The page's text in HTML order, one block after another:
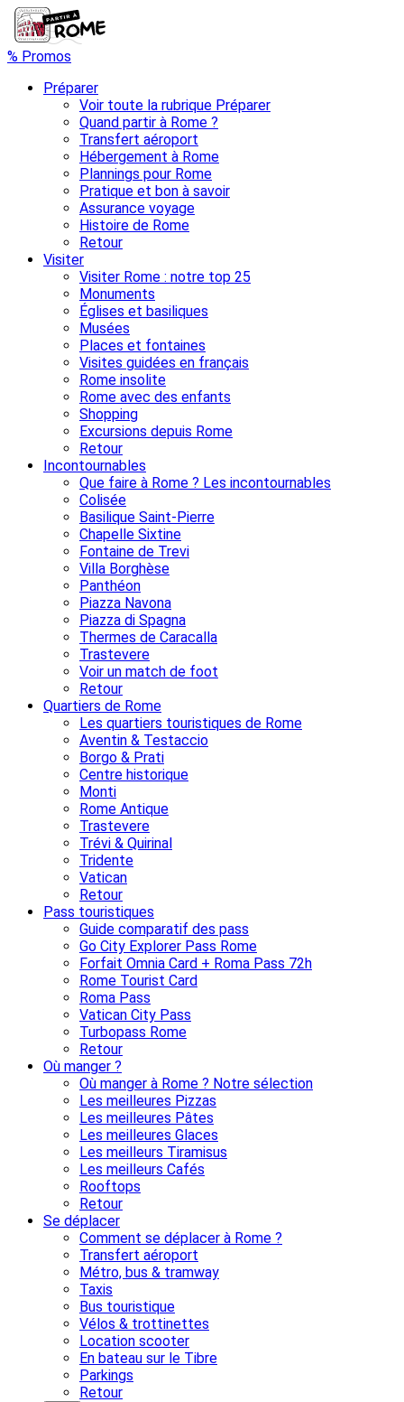
% Promos
Préparer
Voir toute la rubrique Préparer
Quand partir à Rome ?
Transfert aéroport
Hébergement à Rome
Plannings pour Rome
Pratique et bon à savoir
Assurance voyage
Histoire de Rome
Retour
Visiter
Visiter Rome : notre top 25
Monuments
Églises et basiliques
Musées
Places et fontaines
Visites guidées en français
Rome insolite
Rome avec des enfants
Shopping
Excursions depuis Rome
Retour
Incontournables
Que faire à Rome ? Les incontournables
Colisée
Basilique Saint-Pierre
Chapelle Sixtine
Fontaine de Trevi
Villa Borghèse
Panthéon
Piazza Navona
Piazza di Spagna
Thermes de Caracalla
Trastevere
Voir un match de foot
Retour
Quartiers de Rome
Les quartiers touristiques de Rome
Aventin & Testaccio
Borgo & Prati
Centre historique
Monti
Rome Antique
Trastevere
Trévi & Quirinal
Tridente
Vatican
Retour
Pass touristiques
Guide comparatif des pass
Go City Explorer Pass Rome
Forfait Omnia Card + Roma Pass 72h
Rome Tourist Card
Roma Pass
Vatican City Pass
Turbopass Rome
Retour
Où manger ?
Où manger à Rome ? Notre sélection
Les meilleures Pizzas
Les meilleures Pâtes
Les meilleures Glaces
Les meilleurs Tiramisus
Les meilleurs Cafés
Rooftops
Retour
Se déplacer
Comment se déplacer à Rome ?
Transfert aéroport
Métro, bus & tramway
Taxis
Bus touristique
Vélos & trottinettes
Location scooter
En bateau sur le Tibre
Parkings
Retour